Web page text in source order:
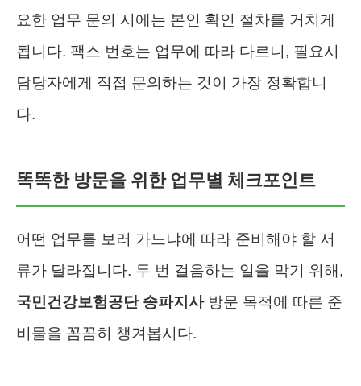
요한 업무 문의 시에는 본인 확인 절차를 거치게
됩니다. 팩스 번호는 업무에 따라 다르니, 필요시
담당자에게 직접 문의하는 것이 가장 정확합니
다.
똑똑한 방문을 위한 업무별 체크포인트
어떤 업무를 보러 가느냐에 따라 준비해야 할 서
류가 달라집니다. 두 번 걸음하는 일을 막기 위해,
국민건강보험공단 송파지사방문 목적에 따른 준
비물을 꼼꼼히 챙겨봅시다.